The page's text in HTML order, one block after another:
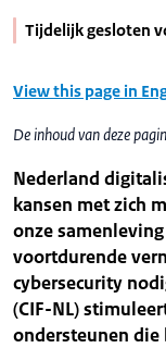
Tijdelijk gesloten
View this page in
De inhoud van deze
Nederland
kansen met zich
onze
voortdurende
cybersecurity
(CIF-NL)
ondersteunen die